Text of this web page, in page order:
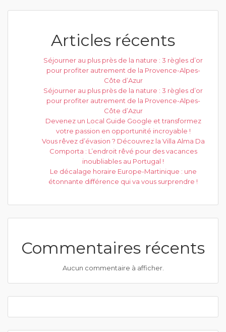
Articles récents
Séjourner au plus près de la nature : 3 règles d’or
pour profiter autrement de la Provence-Alpes-
Côte d’Azur
Séjourner au plus près de la nature : 3 règles d’or
pour profiter autrement de la Provence-Alpes-
Côte d’Azur
Devenez un Local Guide Google et transformez
votre passion en opportunité incroyable !
Vous rêvez d’évasion ? Découvrez la Villa Alma Da
Comporta : L’endroit rêvé pour des vacances
inoubliables au Portugal !
Le décalage horaire Europe-Martinique : une
étonnante différence qui va vous surprendre !
Commentaires récents
Aucun commentaire à afficher.